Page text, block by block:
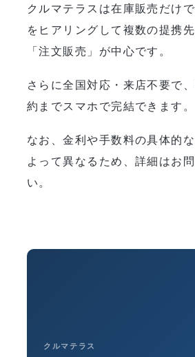
クルマテラスは在庫販売だけ
をヒアリングして複数の提携
「注文販売」が中心です。
さらに全国対応・来店不要で
約までスマホで完結できます。
なお、金利や手数料の具体的
よって異なるため、詳細はお
い。
クルマテラス